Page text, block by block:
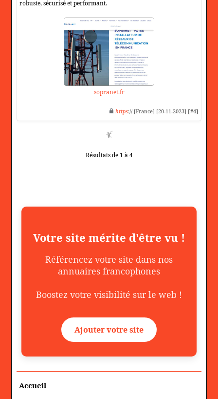
robuste, sécurisé et performant.
sopranet.fr
https:// [France] [20-11-2023] [#4]
Résultats de 1 à 4
Votre site mérite d'être vu !
Référencez votre site dans nos
annuaires francophones
Boostez votre visibilité sur le web !
Ajouter votre site
Accueil